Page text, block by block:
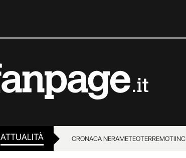
ATTUALITÀ CRONACA NERAMETEOTERREMOTI